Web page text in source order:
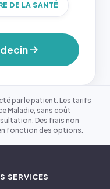
DE LA SANTÉ
par le patient. Les tarifs
Maladie, sans coût
Des frais non
fonction des options.
SERVICES